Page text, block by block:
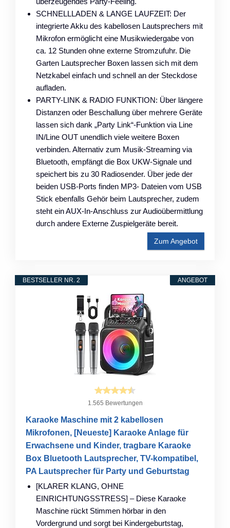
SCHNELLLADEN & LANGE LAUFZEIT: Der
integrierte Akku des kabellosen Lautsprechers mit
Mikrofon ermöglicht eine Musikwiedergabe von
ca. 12 Stunden ohne externe Stromzufuhr. Die
Garten Lautsprecher Boxen lassen sich mit dem
Netzkabel einfach und schnell an der Steckdose
aufladen.
PARTY-LINK & RADIO FUNKTION: Über längere
Distanzen oder Beschallung über mehrere Geräte
lassen sich dank „Party Link“-Funktion via Line
IN/Line OUT unendlich viele weitere Boxen
verbinden. Alternativ zum Musik-Streaming via
Bluetooth, empfängt die Box UKW-Signale und
speichert bis zu 30 Radiosender. Über jede der
beiden USB-Ports finden MP3- Dateien vom USB
Stick ebenfalls Gehör beim Lautsprecher, zudem
steht ein AUX-In-Anschluss zur Audioübermittlung
durch andere Externe Zuspielgeräte bereit.
Zum Angebot
ANGEBOT
BESTSELLER NR. 2
1.565 Bewertungen
Karaoke Maschine mit 2 kabellosen
Mikrofonen, [Neueste] Karaoke Anlage für
Erwachsene und Kinder, tragbare Karaoke
Box Bluetooth Lautsprecher, TV-kompatibel,
PA Lautsprecher für Party und Geburtstag
[KLARER KLANG, OHNE
EINRICHTUNGSSTRESS] – Diese Karaoke
Maschine rückt Stimmen hörbar in den
Vordergrund und sorgt bei Kindergeburtstag,